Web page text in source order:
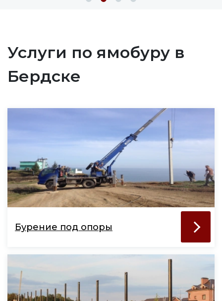
Услуги по ямобуру в
Бердске
Бурение под опоры